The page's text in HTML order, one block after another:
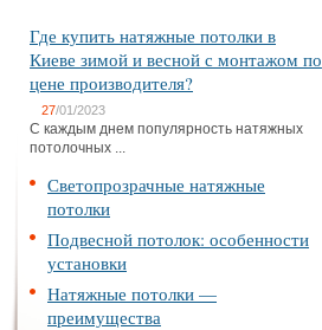
Где купить натяжные потолки в
Киеве зимой и весной с монтажом по
цене производителя?
27/01/2023
С каждым днем популярность натяжных
потолочных ...
Светопрозрачные натяжные
потолки
Подвесной потолок: особенности
установки
Натяжные потолки —
преимущества